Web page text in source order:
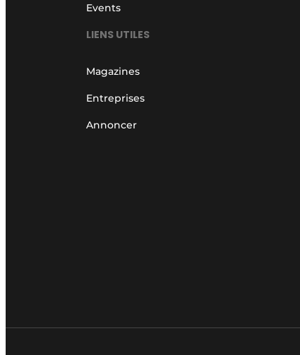
Events
LIENS UTILES
Magazines
Entreprises
Annoncer